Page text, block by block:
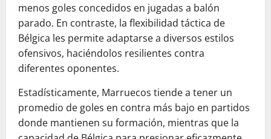
menos goles concedidos en jugadas a balón
parado. En contraste, la flexibilidad táctica de
Bélgica les permite adaptarse a diversos estilos
ofensivos, haciéndolos resilientes contra
diferentes oponentes.
Estadísticamente, Marruecos tiende a tener un
promedio de goles en contra más bajo en partidos
donde mantienen su formación, mientras que la